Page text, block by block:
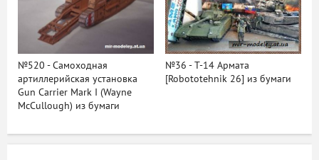
№520 - Самоходная
артиллерийская установка
Gun Carrier Mark I (Wayne
McCullough) из бумаги
№36 - T-14 Армата
[Robototehnik 26] из бумаги